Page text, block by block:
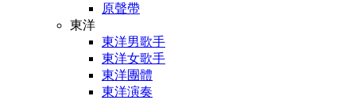
原聲帶
東洋
東洋男歌手
東洋女歌手
東洋團體
東洋演奏